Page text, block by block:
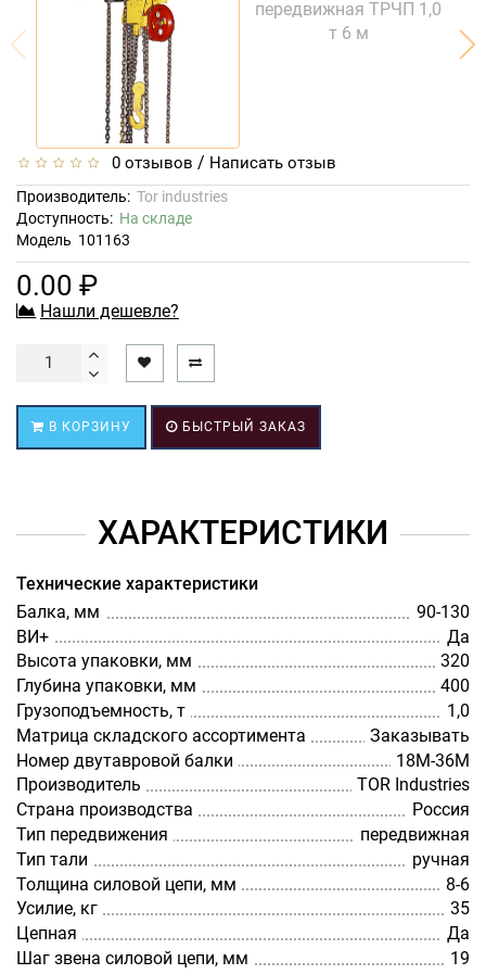
0 отзывов / Написать отзыв
Производитель: Tor industries
Доступность: На складе
Модель 101163
0.00 ₽
Нашли дешевле?
В КОРЗИНУ БЫСТРЫЙ ЗАКАЗ
ХАРАКТЕРИСТИКИ
Технические характеристики
Балка, мм
90-130
ВИ+
Да
Высота упаковки, мм
320
Глубина упаковки, мм
400
Грузоподъемность, т
1,0
Матрица складского ассортимента
Заказывать
Номер двутавровой балки
18M-36M
Производитель
TOR Industries
Страна производства
Россия
Тип передвижения
передвижная
Тип тали
ручная
Толщина силовой цепи, мм
8-6
Усилие, кг
35
Цепная
Да
Шаг звена силовой цепи, мм
19